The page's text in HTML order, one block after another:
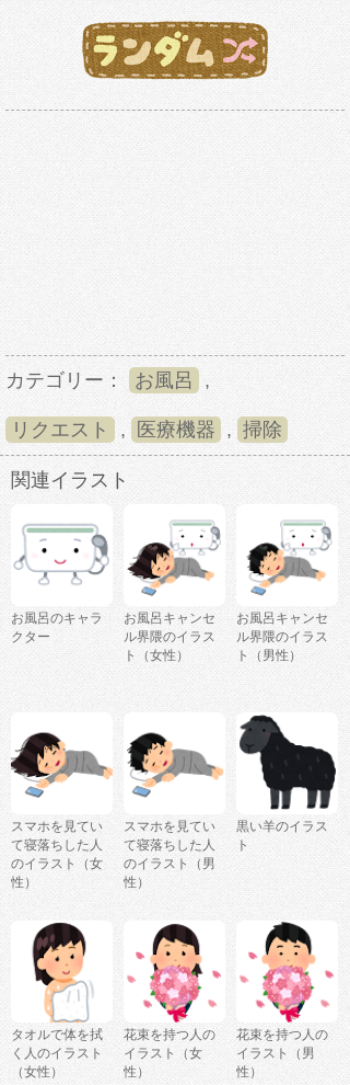
カテゴリー： お風呂 ,
リクエスト , 医療機器 , 掃除
関連イラスト
お風呂のキャラ
クター
お風呂キャンセ
ル界隈のイラス
ト（女性）
お風呂キャンセ
ル界隈のイラス
ト（男性）
スマホを見てい
て寝落ちした人
のイラスト（女
性）
スマホを見てい
て寝落ちした人
のイラスト（男
性）
黒い羊のイラス
ト
タオルで体を拭
く人のイラスト
（女性）
花束を持つ人の
イラスト（女
性）
花束を持つ人の
イラスト（男
性）